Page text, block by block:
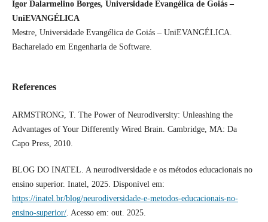
Igor Dalarmelino Borges, Universidade Evangélica de Goiás –
UniEVANGÉLICA
Mestre, Universidade Evangélica de Goiás – UniEVANGÉLICA.
Bacharelado em Engenharia de Software.
References
ARMSTRONG, T. The Power of Neurodiversity: Unleashing the
Advantages of Your Differently Wired Brain. Cambridge, MA: Da
Capo Press, 2010.
BLOG DO INATEL. A neurodiversidade e os métodos educacionais no
ensino superior. Inatel, 2025. Disponível em:
https://inatel.br/blog/neurodiversidade-e-metodos-educacionais-no-
ensino-superior/. Acesso em: out. 2025.